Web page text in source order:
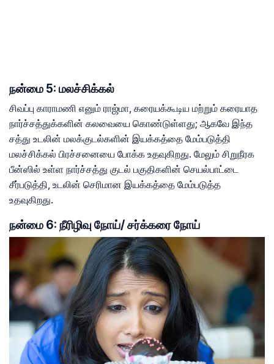
நன்மை 5: மலச்சிக்கல்
சிவப்பு காராமணி எனும் ராஜ்மா, கரையக்கூடிய மற்றும் கரையாத
நார்ச்சத்துக்களின் கலவையை கொண்டுள்ளது; ஆகவே இந்த
சத்து உடலின் மலக்குடல்களின் இயக்கத்தை மேம்படுத்தி
மலச்சிக்கல் பிரச்சனையை போக்க உதவுகிறது. மேலும் சிறுநீரக
பீன்ஸில் உள்ள நார்ச்சத்து குடல் பகுதிகளின் செயல்பாட்டை
சீர்படுத்தி, உடலின் செரிமான இயக்கத்தை மேம்படுத்த
உதவுகிறது.
நன்மை 6: நீரிழிவு நோய்/ சர்க்கரை நோய்